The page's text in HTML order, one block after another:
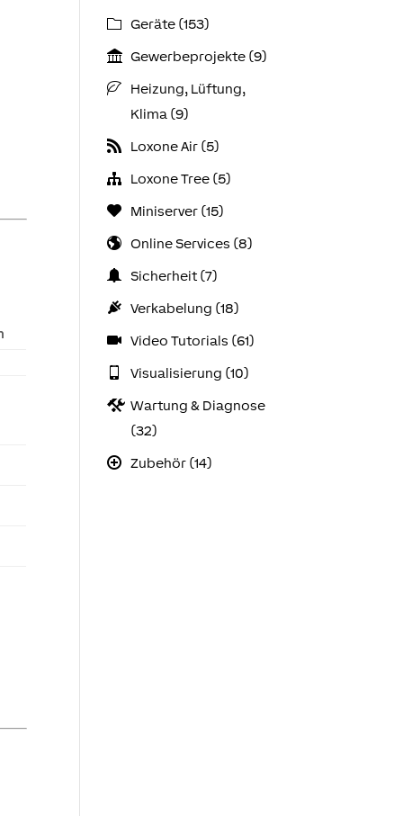
Geräte (153)
Gewerbeprojekte (9)
Heizung, Lüftung,
Klima (9)
Loxone Air (5)
Loxone Tree (5)
Miniserver (15)
Online Services (8)
Sicherheit (7)
Verkabelung (18)
Video Tutorials (61)
Visualisierung (10)
Wartung & Diagnose
(32)
Zubehör (14)